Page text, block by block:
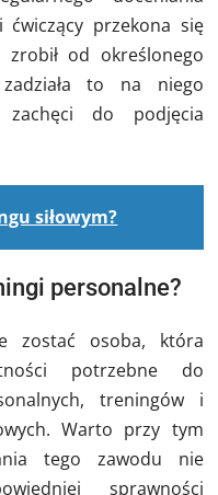
ćwiczący przekona się
od określonego
to na niego
do podjęcia
siłowym?
personalne?
zostać osoba, która
potrzebne do
treningów i
Warto przy tym
tego zawodu nie
sprawności